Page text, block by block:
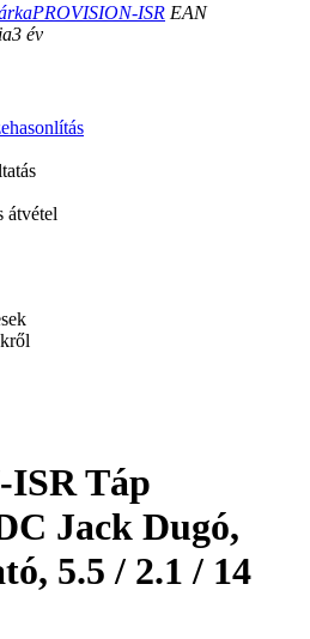
PROVISION-ISR EAN
3 év
átvétel
Táp
Jack Dugó,
5.5 / 2.1 / 14